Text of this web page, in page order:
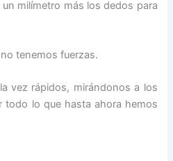
milímetro más los dedos para
tenemos fuerzas.
vez rápidos, mirándonos a los
todo lo que hasta ahora hemos